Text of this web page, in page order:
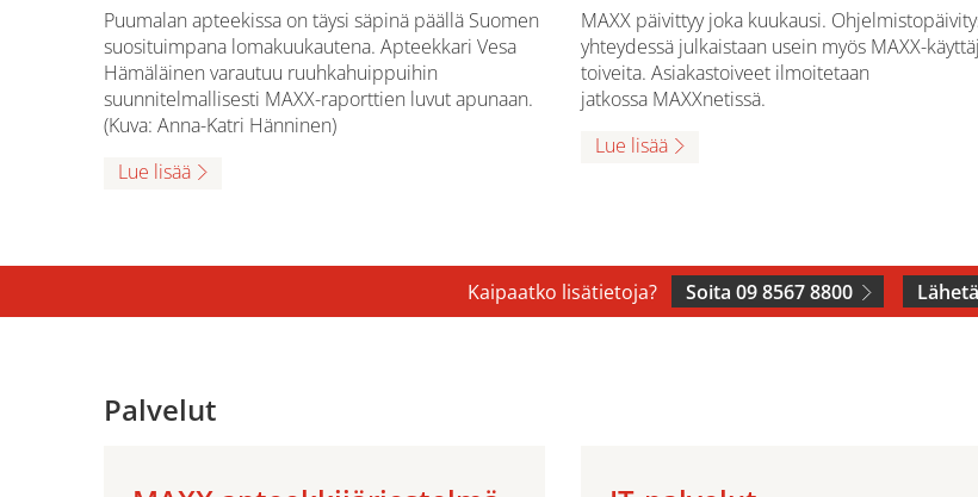
Puumalan apteekissa on täysi säpinä päällä Suomen
suosituimpana lomakuukautena. Apteekkari Vesa
Hämäläinen varautuu ruuhkahuippuihin
suunnitelmallisesti MAXX-raporttien luvut apunaan.
(Kuva: Anna-Katri Hänninen)
Lue lisää
MAXX päivittyy joka kuukausi.
yhteydessä julkaistaan usein myös MAXX-
toiveita. Asiakastoiveet ilmoitetaan
jatkossa MAXXnetissä.
Lue lisää
Kaipaatko lisätietoja? Soita 09 8567 8800
Palvelut